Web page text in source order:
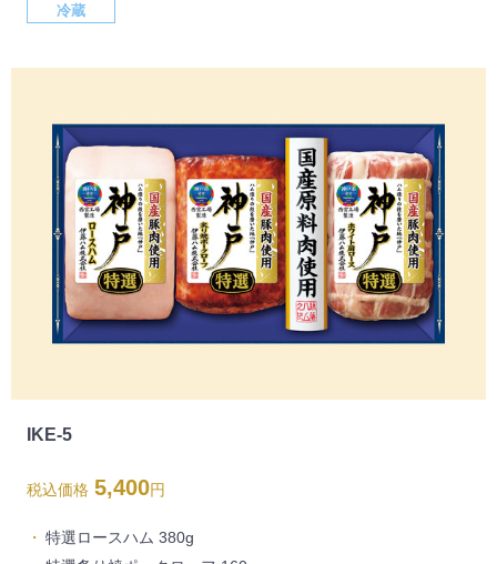
冷蔵
IKE-5
税込価格 5,400円
特選ロースハム 380g